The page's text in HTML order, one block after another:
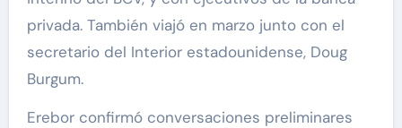
privada. También viajó en marzo junto con el
secretario del Interior estadounidense, Doug
Burgum.
Erebor confirmó conversaciones preliminares